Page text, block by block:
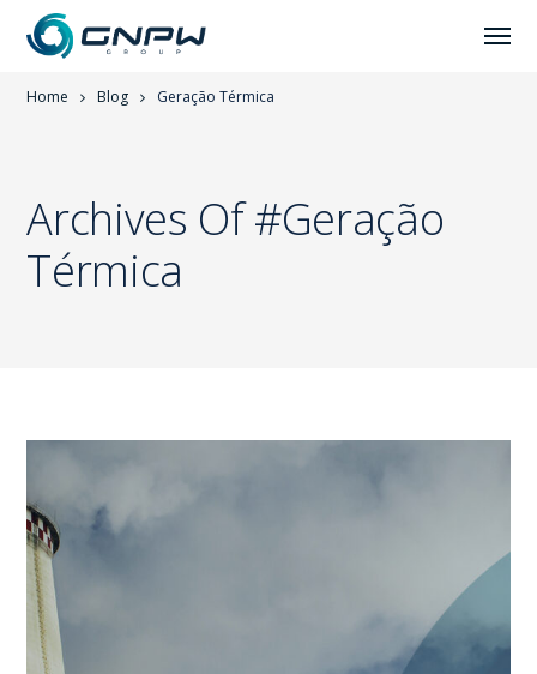
Home Blog Geração Térmica
Archives Of #Geração
Térmica